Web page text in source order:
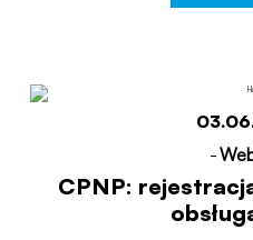
-
CPNP: